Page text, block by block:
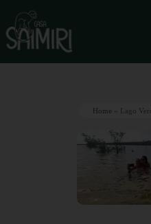
Home Lago